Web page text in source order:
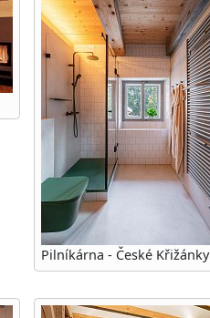
Pilníkárna - České Křižánky